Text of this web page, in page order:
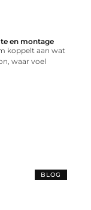
en montage
koppelt aan wat
waar voel
BLOG